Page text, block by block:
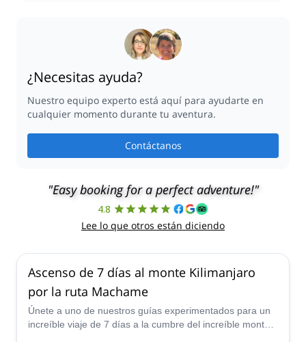
¿Necesitas ayuda?
Nuestro equipo experto está aquí para ayudarte en
cualquier momento durante tu aventura.
Contáctanos
"Easy booking for a perfect adventure!"
4.8
Lee lo que otros están diciendo
Ascenso de 7 días al monte Kilimanjaro
por la ruta Machame
Únete a uno de nuestros guías experimentados para un
increíble viaje de 7 días a la cumbre del increíble monte